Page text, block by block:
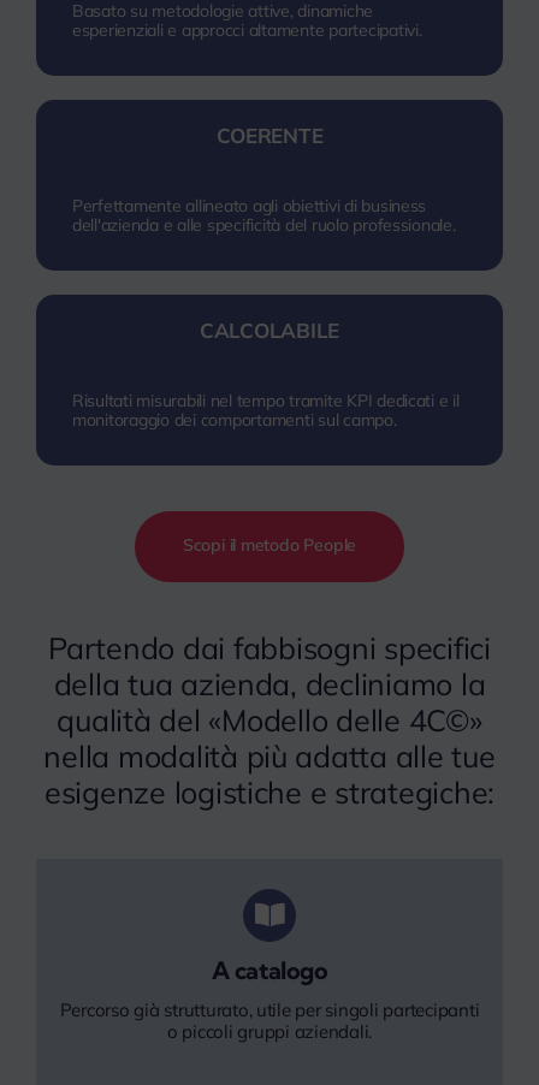
Basato su metodologie attive, dinamiche
esperienziali e approcci altamente partecipativi.
COERENTE
Perfettamente allineato agli obiettivi di business
dell'azienda e alle specificità del ruolo professionale.
CALCOLABILE
Risultati misurabili nel tempo tramite KPI dedicati e il
monitoraggio dei comportamenti sul campo.
Scopi il metodo People
Partendo dai fabbisogni specifici
della tua azienda, decliniamo la
qualità del «Modello delle 4C©»
nella modalità più adatta alle tue
esigenze logistiche e strategiche:
A catalogo
Percorso già strutturato, utile per singoli partecipanti
o piccoli gruppi aziendali.